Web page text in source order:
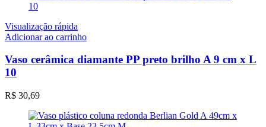
Visualização rápida
Adicionar ao carrinho
Vaso cerâmica diamante PP preto brilho A 9 cm x L
10
R$ 30,69